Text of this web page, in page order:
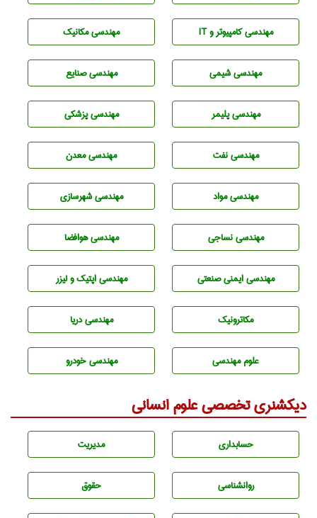
مهندسی كامپيوتر و IT مهندسی مکانیک
مهندسي شيمی مهندسی صنايع
مهندسی پليمر مهندسی پزشکی
مهندسی نفت مهندسی معدن
مهندسی مواد مهندسی شهرسازی
مهندسي نساجی مهندسی هوافضا
مهندسی ایمنی صنعتی مهندسی اپتیک و لیزر
مکاترونیک مهندسی دریا
علوم مهندسی مهندسی خودرو
دیکشنری تخصصی علوم انسانی
حسابداری مديريت
روانشناسی حقوق